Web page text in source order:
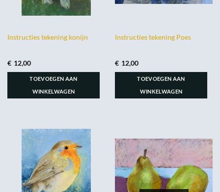
Instructies tekening konijn
€ 12,00
TOEVOEGEN AAN
WINKELWAGEN
Instructies tekening Poes
€ 12,00
TOEVOEGEN AAN
WINKELWAGEN